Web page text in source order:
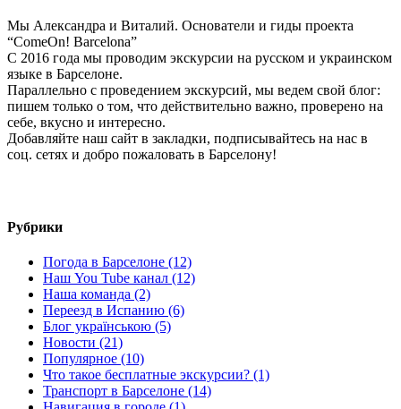
Мы Александра и Виталий. Основатели и гиды проекта
“ComeOn! Barcelona”
С 2016 года мы проводим экскурсии на русском и украинском
языке в Барселоне.
Параллельно с проведением экскурсий, мы ведем свой блог:
пишем только о том, что действительно важно, проверено на
себе, вкусно и интересно.
Добавляйте наш сайт в закладки, подписывайтесь на нас в
соц. сетях и добро пожаловать в Барселону!
Рубрики
Погода в Барселоне (12)
Наш You Tube канал (12)
Наша команда (2)
Переезд в Испанию (6)
Блог українською (5)
Новости (21)
Популярное (10)
Что такое бесплатные экскурсии? (1)
Транспорт в Барселоне (14)